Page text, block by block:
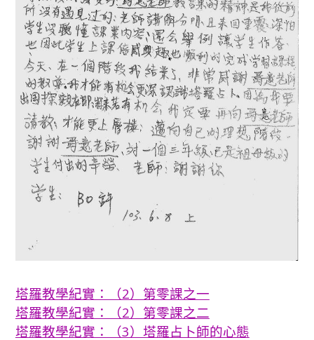
塔羅教學紀實：（2）第零課之一
塔羅教學紀實：（2）第零課之二
塔羅教學紀實：（3）塔羅占卜師的心態